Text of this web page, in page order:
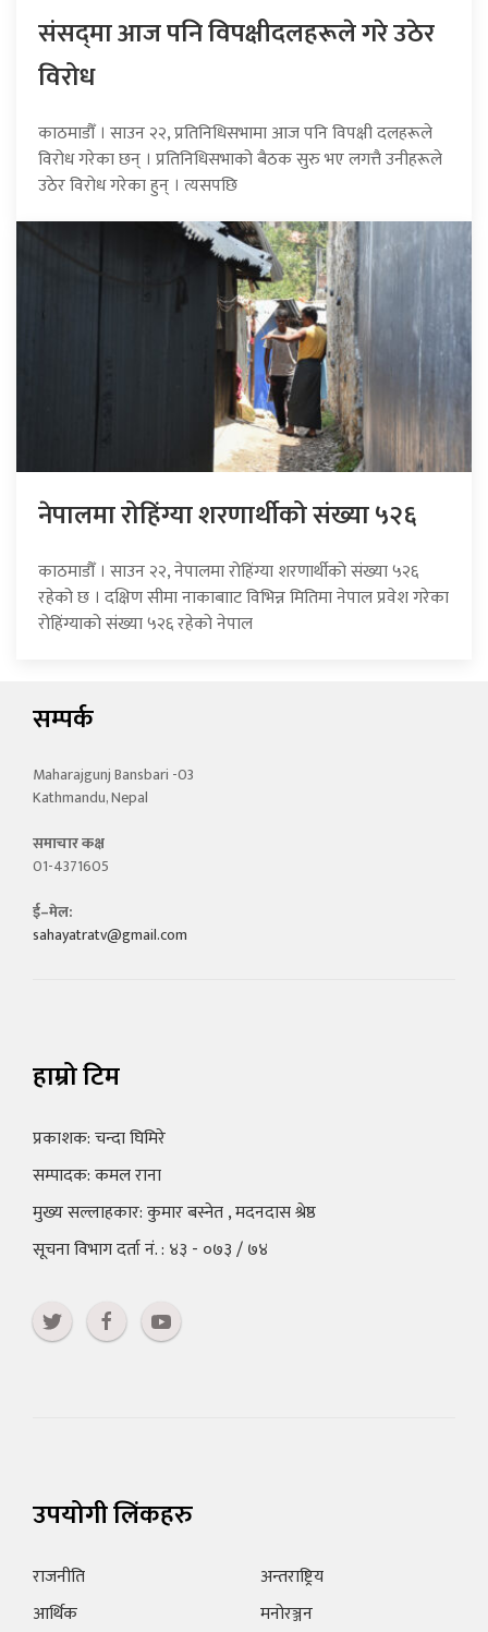
संसद्‍मा आज पनि विपक्षीदलहरूले गरे उठेर
विरोध
काठमाडौँ । साउन २२, प्रतिनिधिसभामा आज पनि विपक्षी दलहरूले
विरोध गरेका छन् । प्रतिनिधिसभाको बैठक सुरु भए लगत्तै उनीहरूले
उठेर विरोध गरेका हुन् । त्यसपछि
नेपालमा रोहिंग्या शरणार्थीको संख्या ५२६
काठमाडौँ । साउन २२, नेपालमा रोहिंग्या शरणार्थीको संख्या ५२६
रहेको छ । दक्षिण सीमा नाकाबााट विभिन्न मितिमा नेपाल प्रवेश गरेका
रोहिंग्याको संख्या ५२६ रहेको नेपाल
सम्पर्क
Maharajgunj Bansbari -03
Kathmandu, Nepal
समाचार कक्ष
01-4371605
ई–मेल:
sahayatratv@gmail.com
हाम्रो टिम
प्रकाशक: चन्दा घिमिरे
सम्पादक: कमल राना
मुख्य सल्लाहकार: कुमार बस्नेत , मदनदास श्रेष्ठ
सूचना विभाग दर्ता नं. : ४३ - ०७३ / ७४
उपयोगी लिंकहरु
राजनीति
आर्थिक
अन्तराष्ट्रिय
मनोरञ्जन